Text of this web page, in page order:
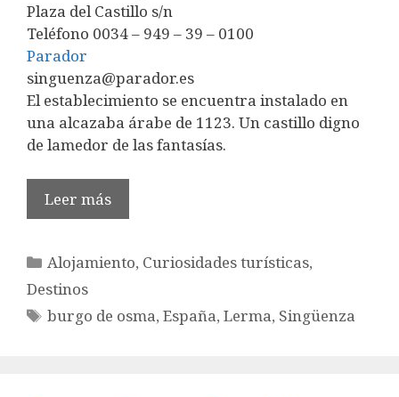
Plaza del Castillo s/n
Teléfono 0034 – 949 – 39 – 0100
Parador
singuenza@parador.es
El establecimiento se encuentra instalado en
una alcazaba árabe de 1123. Un castillo digno
de lamedor de las fantasías.
Leer más
Categorías
Alojamiento, Curiosidades turísticas,
Destinos
Etiquetas
burgo de osma,España,Lerma, Singüenza